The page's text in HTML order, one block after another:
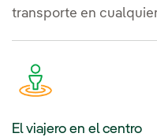
transporte en
El viajero en el centro